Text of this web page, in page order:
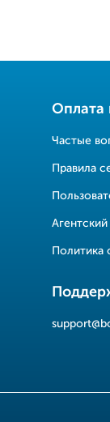
Оплата
Частые
Правила
Политика